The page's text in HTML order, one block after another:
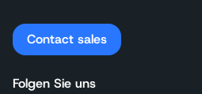
Contact sales
Folgen Sie uns